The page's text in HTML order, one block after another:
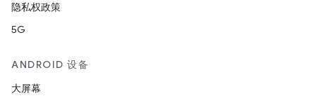
隐私权政策
5G
ANDROID 设备
大屏幕